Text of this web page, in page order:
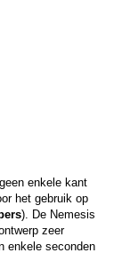
enkele kant
het gebruik op
). De Nemesis
zeer
enkele seconden